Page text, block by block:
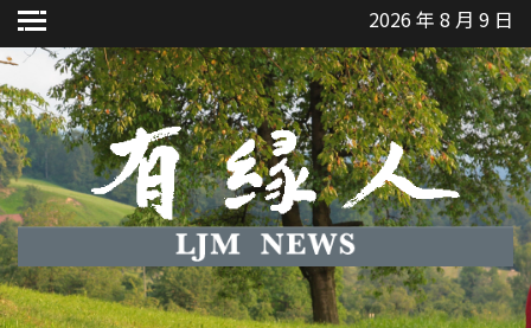
Skip
to
content
2026 年 8 月 9 日